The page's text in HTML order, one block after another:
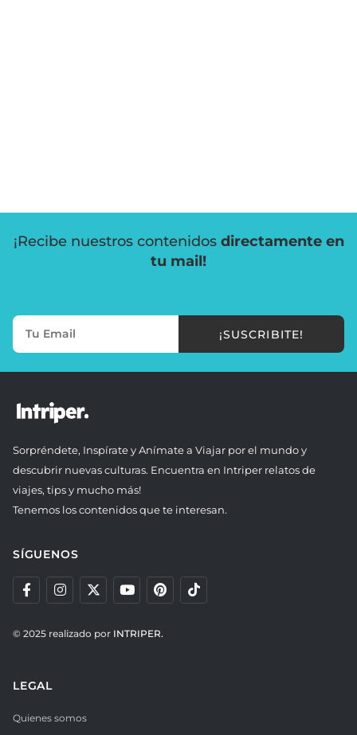
¡Recibe nuestros contenidos directamente en
tu mail!
¡SUSCRIBITE!
Sorpréndete, Inspírate y Anímate a Viajar por el mundo y
descubrir nuevas culturas. Encuentra en Intriper relatos de
viajes, tips y mucho más!
Tenemos los contenidos que te interesan.
SÍGUENOS
© 2025 realizado por INTRIPER.
LEGAL
Quienes somos